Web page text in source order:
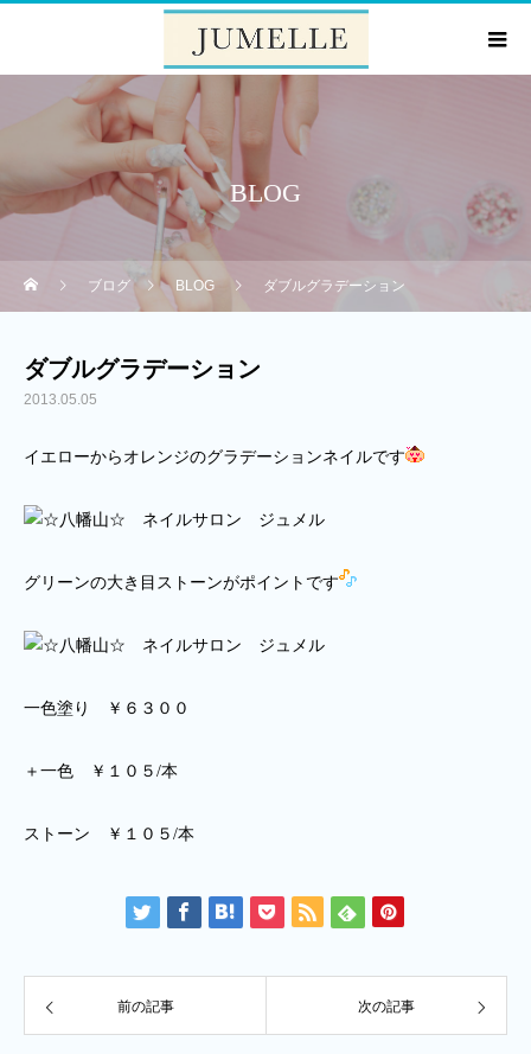
BLOG
ブログ BLOG ダブルグラデーション
ダブルグラデーション
2013.05.05
イエローからオレンジのグラデーションネイルです
グリーンの大き目ストーンがポイントです
一色塗り ￥６３００
＋一色 ￥１０５/本
ストーン ￥１０５/本
前の記事 次の記事